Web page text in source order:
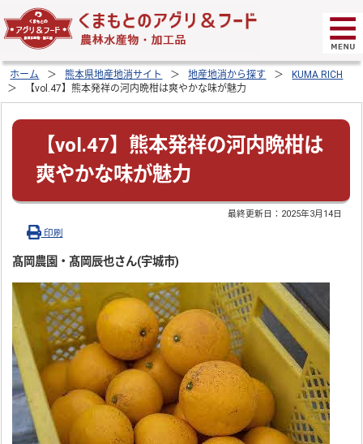
ホーム 熊本県地産地消サイト 地産地消から探す
KUMA RICH
【vol.47】熊本発祥の河内晩柑は爽やかな味が魅力
【vol.47】熊本発祥の河内晩柑は
爽やかな味が魅力
最終更新日： 2025年3月14日
印刷
髙岡農園・髙岡辰也さん(宇城市)